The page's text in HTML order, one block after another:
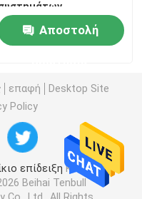
οθόνης
οδηγήσεων
Αποστολή
επαφή
Desktop Site
Policy
επίδειξηΚίνα
Beihai Tenbull
Ltd.. All Rights